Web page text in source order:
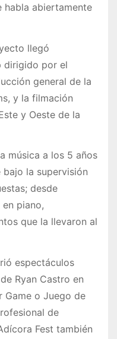
habla abiertamente
llegó
dirigido por el
general de la
y la filmación
y Oeste de la
música a los 5 años
la supervisión
desde
piano,
que la llevaron al
espectáculos
Ryan Castro en
Game o Juego de
de
Fest también